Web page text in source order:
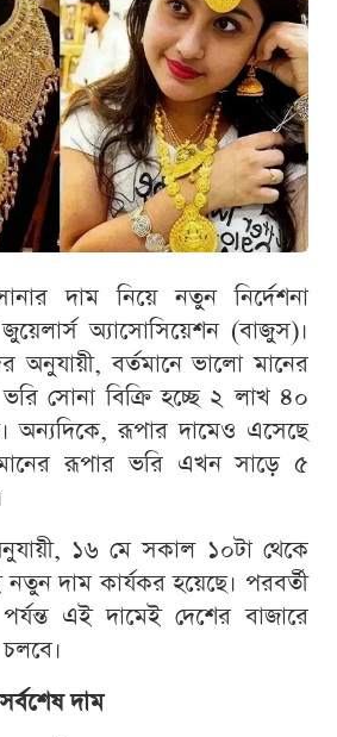
দাম নিয়ে নতুন নির্দেশনা
অ্যাসোসিয়েশন (বাজুস)।
অনুযায়ী, বর্তমানে ভালো মানের
সোনা বিক্রি হচ্ছে ২ লাখ ৪০
অন্যদিকে, রূপার দামেও এসেছে
রূপার ভরি এখন সাড়ে ৫
১৬ মে সকাল ১০টা থেকে
দাম কার্যকর হয়েছে। পরবর্তী
এই দামেই দেশের বাজারে
দাম